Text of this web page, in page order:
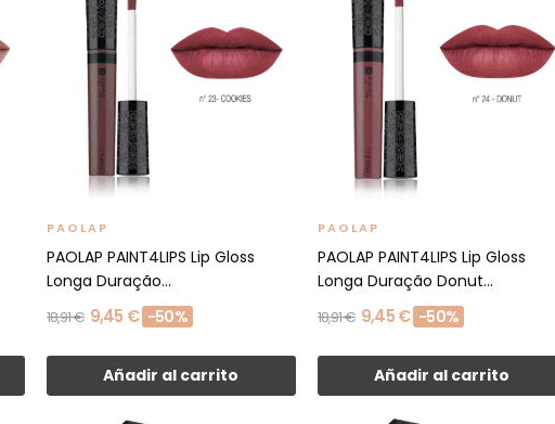
PAOLAP
PAOLAP PAINT4LIPS Lip Gloss
Longa Duração...
18,91 € 9,45 € -50%
Añadir al carrito
PAOLAP
PAOLAP PAINT4LIPS Lip Gloss
Longa Duração Donut...
18,91 € 9,45 € -50%
Añadir al carrito